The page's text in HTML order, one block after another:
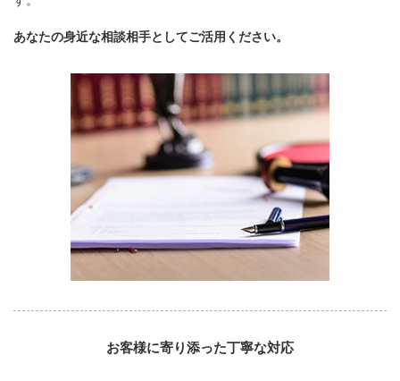
あなたの身近な相談相手としてご活用ください。
お客様に寄り添った丁寧な対応